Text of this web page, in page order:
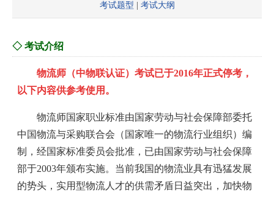
考试题型
考试大纲
◇ 考试介绍
物流师（中物联认证）考试已于2016年正式停考，
以下内容供参考使用。
物流师国家职业标准由国家劳动与社会保障部委托
中国物流与采购联合会（国家唯一的物流行业组织）编
制，经国家标准委员会批准，已由国家劳动与社会保障
部于2003年颁布实施。当前我国的物流业具有迅猛发展
的势头，实用型物流人才的供需矛盾日益突出，加快物